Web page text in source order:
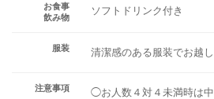
お食事
飲み物
ソフトドリンク付き
服装 清潔感のある服装でお越し
注意事項
◯お人数４対４未満時は中